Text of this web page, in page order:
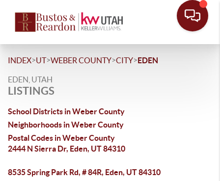
INDEX>UT>WEBER COUNTY>CITY>EDEN
EDEN, UTAH
LISTINGS
School Districts in Weber County
Neighborhoods in Weber County
Postal Codes in Weber County
2444 N Sierra Dr, Eden, UT 84310
8535 Spring Park Rd, # 84R, Eden, UT 84310